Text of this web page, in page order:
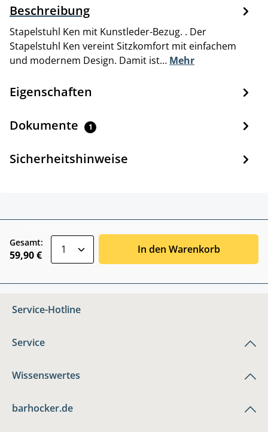
Beschreibung
Stapelstuhl Ken mit Kunstleder-Bezug. . Der
Stapelstuhl Ken vereint Sitzkomfort mit einfachem
und modernem Design. Damit ist… Mehr
Eigenschaften
Dokumente 1
Sicherheitshinweise
Gesamt:
59,90 € In den Warenkorb
Service-Hotline
Service
Wissenswertes
barhocker.de